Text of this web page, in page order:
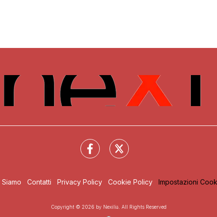
Siamo Contatti Privacy Policy Cookie Policy Impostazioni
Copyright © 2026 by Nexilia. All Rights Reserved